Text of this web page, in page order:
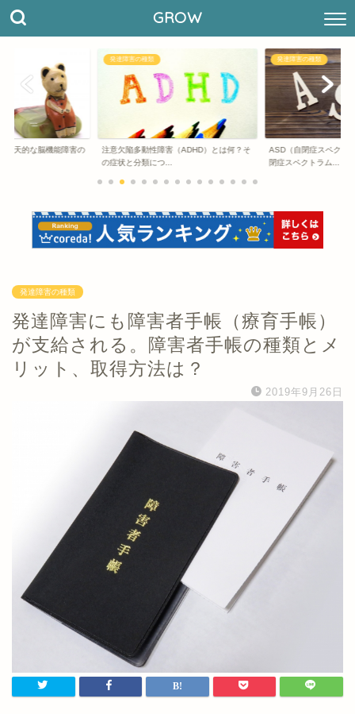
GROW
先天的な脳機能障害の
発達障害の種類
注意欠陥多動性障害（ADHD）とは何？そ
の症状と分類につ...
発達障害の種類
ASD（自閉症スペクト
閉症スペクトラム...
発達障害の種類
発達障害にも障害者手帳（療育手帳）
が支給される。障害者手帳の種類とメ
リット、取得方法は？
2019年9月26日